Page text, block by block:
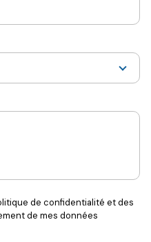
de confidentialité et des
de mes données